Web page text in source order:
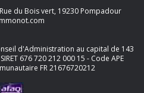
du Bois vert, 19230 Pompadour
d'Administration au capital de 143
676 720 212 000 15 - Code APE
FR 21676720212